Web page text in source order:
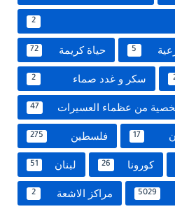
2
5 حياة كريمة 72
سكر و غدد صماء 2
من عظماء العسيرات 47
17 فلسطين 275
كورونا 26 لبنان 51
5029 مراكز الاشعة 2